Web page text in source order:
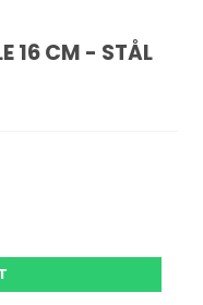
16 CM - STÅL